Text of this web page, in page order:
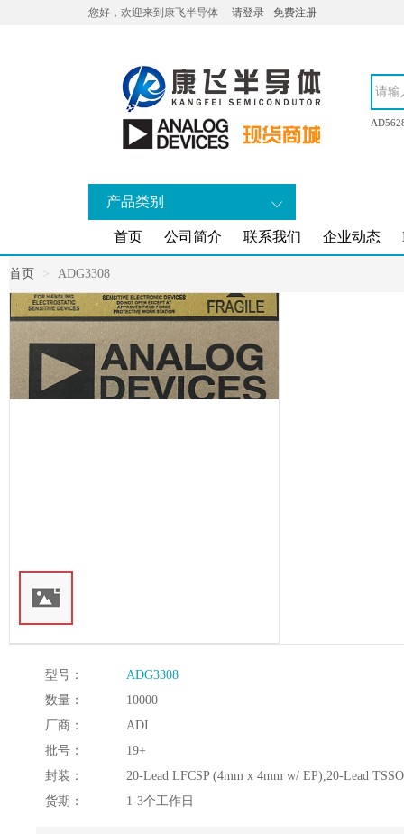
您好，欢迎来到康飞半导体 请登录 免费注册
产品类别
首页 公司简介 联系我们 企业动态
首页 ADG3308
型号：
ADG3308
数量：
10000
厂商：
ADI
批号：
19+
封装：
20-Lead LFCSP (4mm x 4mm w/ EP),20-Lead
货期：
1-3个工作日